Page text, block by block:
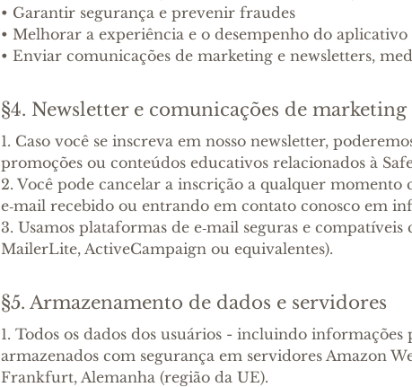
• Garantir segurança e prevenir fraudes
• Melhorar a experiência e o desempenho do aplicativo
• Enviar comunicações de marketing e newsletters,
§4. Newsletter e comunicações de marketing
1. Caso você se inscreva em nosso newsletter,
promoções ou conteúdos educativos relacionados à
2. Você pode cancelar a inscrição a qualquer
e‑mail recebido ou entrando em contato conosco em
3. Usamos plataformas de e‑mail seguras e
MailerLite, ActiveCampaign ou equivalentes).
§5. Armazenamento de dados e servidores
1. Todos os dados dos usuários - incluindo informações
armazenados com segurança em servidores Amazon
Frankfurt, Alemanha (região da UE).